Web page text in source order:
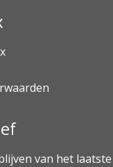
van het laatste